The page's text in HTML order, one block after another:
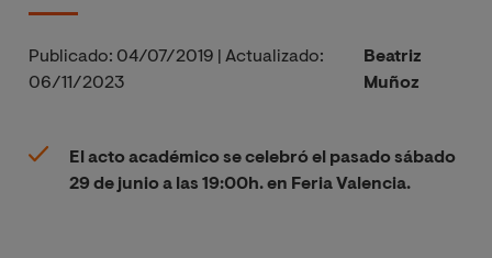
Publicado: 04/07/2019
Actualizado:
06/11/2023
Beatriz
Muñoz
El acto académico se celebró el pasado sábado
29 de junio a las 19:00h. en Feria Valencia.